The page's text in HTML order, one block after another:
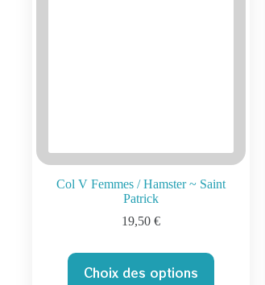
Col V Femmes / Hamster ~ Saint
Patrick
19,50 €
Choix des options
produit